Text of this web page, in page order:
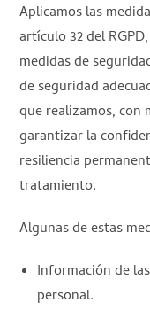
Aplicamos las
artículo 32 del
medidas de
de seguridad
que realizamos, con
garantizar la
resiliencia
tratamiento.
Algunas de estas
Información de
personal.